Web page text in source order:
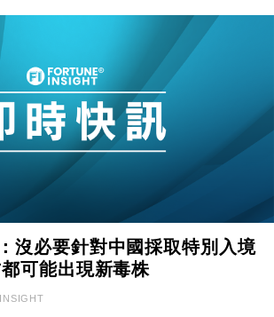
沒必要針對中國採取特別入境
可能出現新毒株